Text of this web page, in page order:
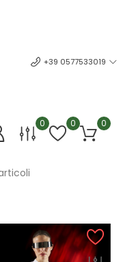
+39 0577533019
0 0 0